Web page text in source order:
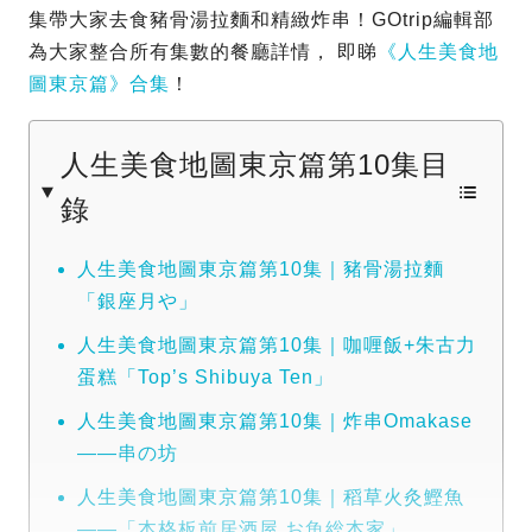
集帶大家去食豬骨湯拉麵和精緻炸串！GOtrip編輯部
為大家整合所有集數的餐廳詳情， 即睇
《人生美食地
圖東京篇》合集 ！
人生美食地圖東京篇第10集目
錄
人生美食地圖東京篇第10集｜豬骨湯拉麵
「銀座月や」
人生美食地圖東京篇第10集｜咖喱飯+朱古力
蛋糕「Top’s Shibuya Ten」
人生美食地圖東京篇第10集｜炸串Omakase
——串の坊
人生美食地圖東京篇第10集｜稻草火灸鰹魚